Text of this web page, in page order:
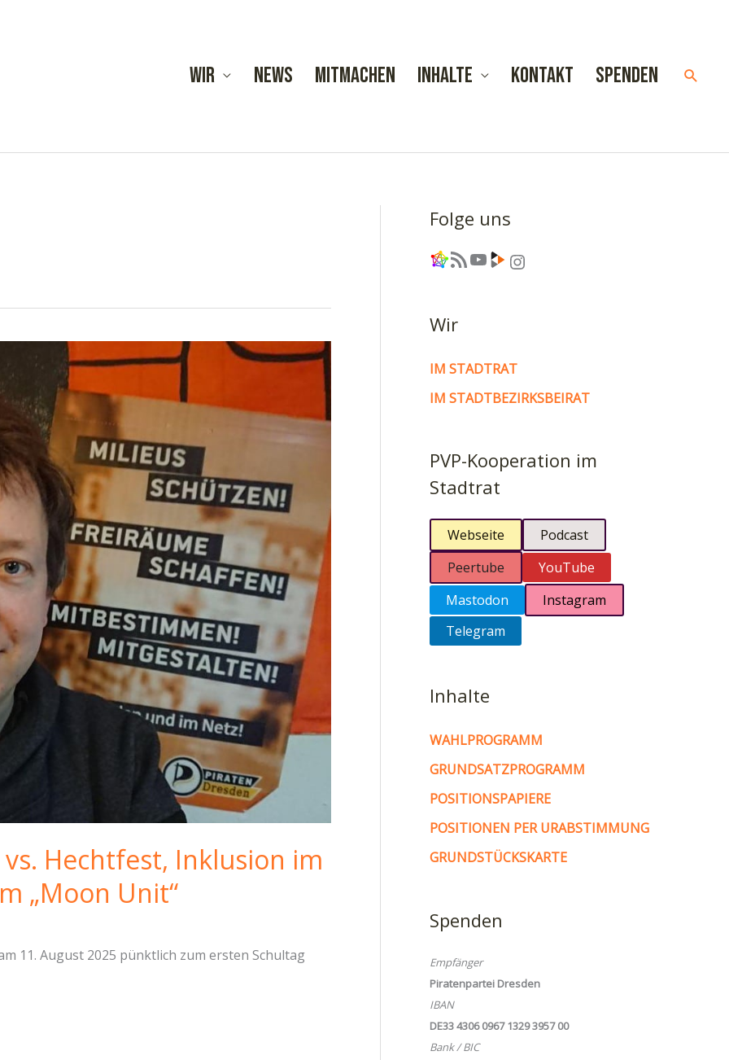
Wir News Mitmachen Inhalte Kontakt Spenden
Hechtfest, Inklusion im
„Moon Unit“
11. August 2025 pünktlich zum ersten Schultag
Folge uns
Link RSS-Feed YouTube Link Instagram
Wir
IM STADTRAT
IM STADTBEZIRKSBEIRAT
PVP-Kooperation im
Stadtrat
Webseite
Podcast
Peertube
YouTube
Mastodon
Instagram
Telegram
Inhalte
WAHLPROGRAMM
GRUNDSATZPROGRAMM
POSITIONSPAPIERE
POSITIONEN PER URABSTIMMUNG
GRUNDSTÜCKSKARTE
Spenden
Empfänger
Piratenpartei Dresden
IBAN
DE33 4306 0967 1329 3957 00
Bank / BIC